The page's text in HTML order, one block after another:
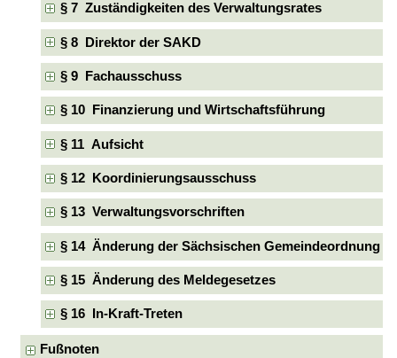
§ 7 Zuständigkeiten des Verwaltungsrates
§ 8 Direktor der SAKD
§ 9 Fachausschuss
§ 10 Finanzierung und Wirtschaftsführung
§ 11 Aufsicht
§ 12 Koordinierungsausschuss
§ 13 Verwaltungsvorschriften
§ 14 Änderung der Sächsischen Gemeindeordnung
§ 15 Änderung des Meldegesetzes
§ 16 In-Kraft-Treten
Fußnoten